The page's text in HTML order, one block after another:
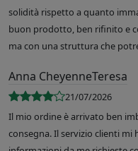
solidità rispetto a quanto
buon prodotto, ben rifinito e
ma con una struttura che
Anna CheyenneTeresa
21/07/2026
Il mio ordine è arrivato ben
consegna. Il servizio clienti